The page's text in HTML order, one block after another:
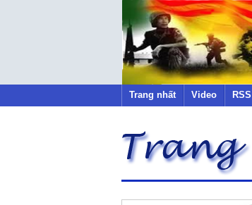
Trang nhất Video RSS